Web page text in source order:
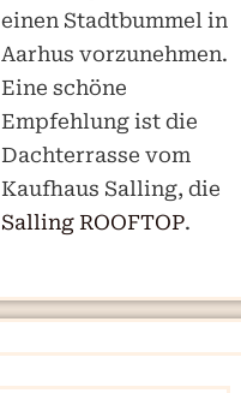
einen Stadtbummel in
Kaufhaus Salling, die
Salling ROOFTOP.